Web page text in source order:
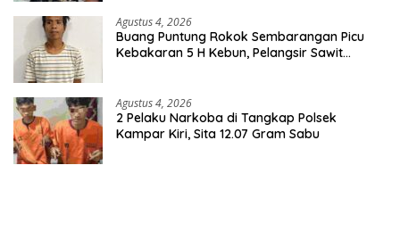
Agustus 4, 2026
Buang Puntung Rokok Sembarangan Picu
Kebakaran 5 H Kebun, Pelangsir Sawit
Agustus 4, 2026
2 Pelaku Narkoba di Tangkap Polsek
Kampar Kiri, Sita 12.07 Gram Sabu